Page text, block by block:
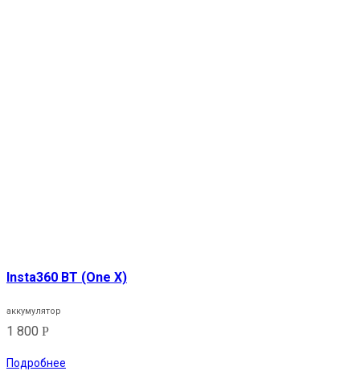
Insta360 BT (One X)
аккумулятор
1 800 Р
Подробнее